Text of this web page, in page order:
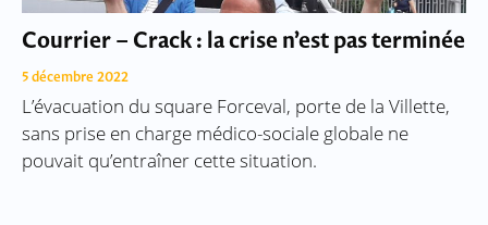
Courrier – Crack : la crise n’est pas terminée
5 décembre 2022
L’évacuation du square Forceval, porte de la Villette,
sans prise en charge médico-sociale globale ne
pouvait qu’entraîner cette situation.